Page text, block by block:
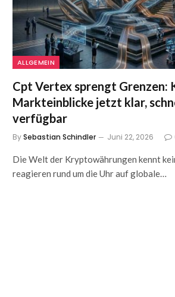
ALLGEMEIN
Cpt Vertex sprengt Grenzen:
Markteinblicke jetzt klar,
verfügbar
BySebastian Schindler Juni 22, 2026
Die Welt der Kryptowährungen kennt
reagieren rund um die Uhr auf globale…